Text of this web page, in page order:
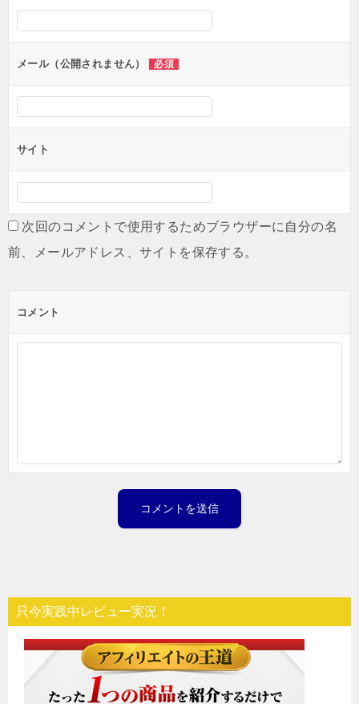
シ
ンメール（公開されません） 必須
サイト
次回のコメントで使用するためブラウザーに自分の名
前、メールアドレス、サイトを保存する。
コメント
只今実践中レビュー実況！